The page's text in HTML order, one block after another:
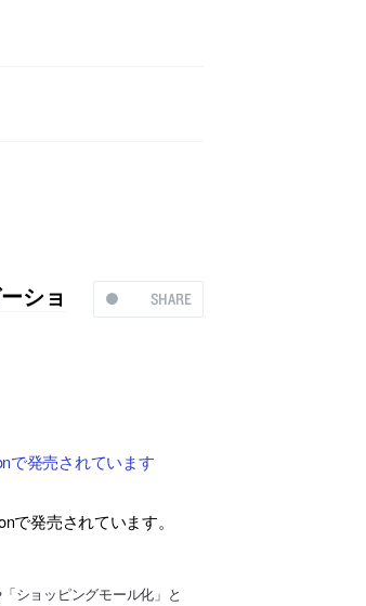
SHARE
ショ
で発売されています
で発売されています。
ショッピングモール化」と